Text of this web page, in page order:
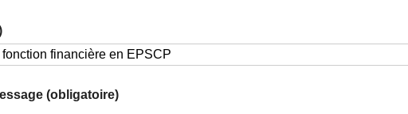
(obligatoire)